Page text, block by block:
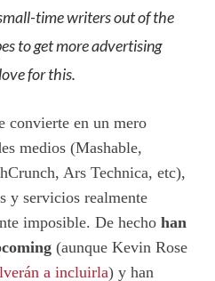
time writers out of the
to get more advertising
for this.
convierte en un mero
medios (Mashable,
Ars Technica, etc),
y servicios realmente
imposible. De hecho han
(aunque Kevin Rose
a incluirla) y han